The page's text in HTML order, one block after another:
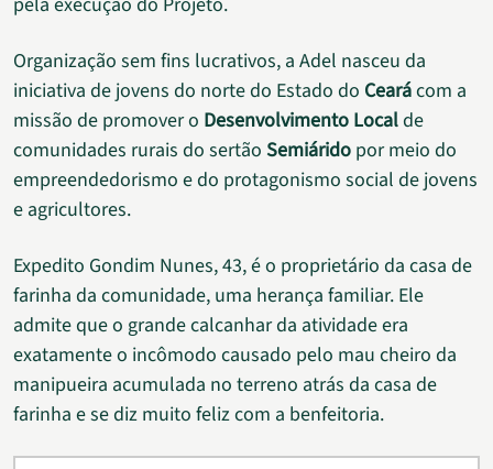
Organização sem fins lucrativos, a Adel nasceu da
iniciativa de jovens do norte do Estado do Cearácom a
missão de promover o Desenvolvimento Localde
comunidades rurais do sertão Semiárido por meio do
empreendedorismo e do protagonismo social de jovens
e agricultores.
Expedito Gondim Nunes, 43, é o proprietário da casa de
farinha da comunidade, uma herança familiar. Ele
admite que o grande calcanhar da atividade era
exatamente o incômodo causado pelo mau cheiro da
manipueira acumulada no terreno atrás da casa de
farinha e se diz muito feliz com a benfeitoria.